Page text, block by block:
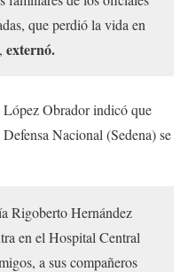
que perdió la vida en
externó.
López Obrador indicó que
Nacional (Sedena) se
Rigoberto Hernández
en el Hospital Central
a sus compañeros